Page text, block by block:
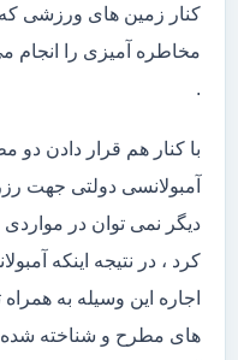
کنار زمین های ورزشی
مخاطره آمیزی را انجام
.
با کنار هم قرار دادن
آمبولانسی دولتی جهت
دیگر نمی توان در
کرد ، در نتیجه اینکه
اجاره این وسیله به
های مطرح و شناخته شده